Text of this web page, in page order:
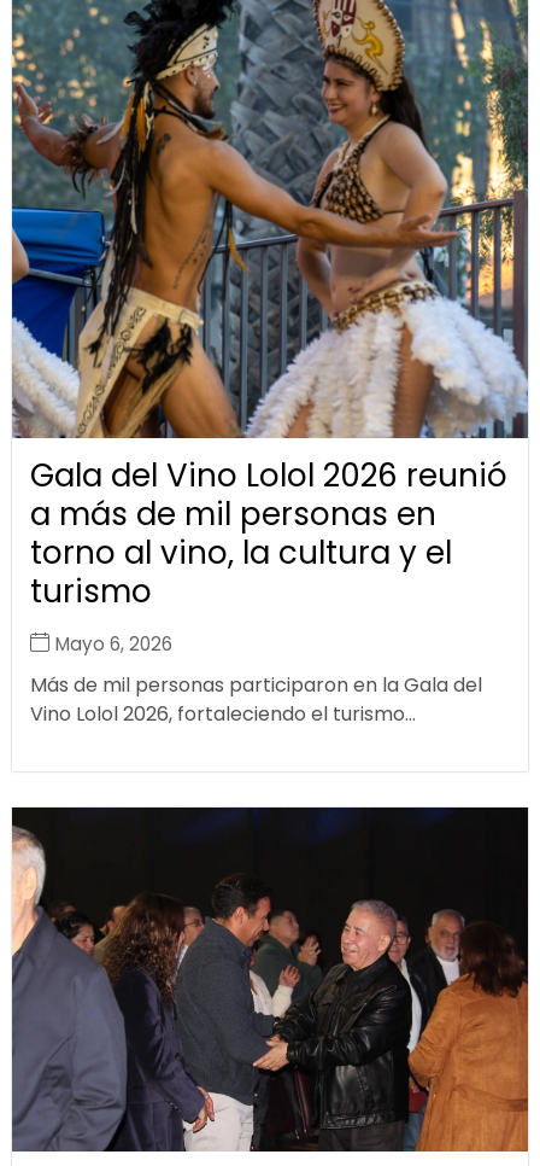
Gala del Vino Lolol 2026 reunió
a más de mil personas en
torno al vino, la cultura y el
turismo
Mayo 6, 2026
Más de mil personas participaron en la Gala del
Vino Lolol 2026, fortaleciendo el turismo...